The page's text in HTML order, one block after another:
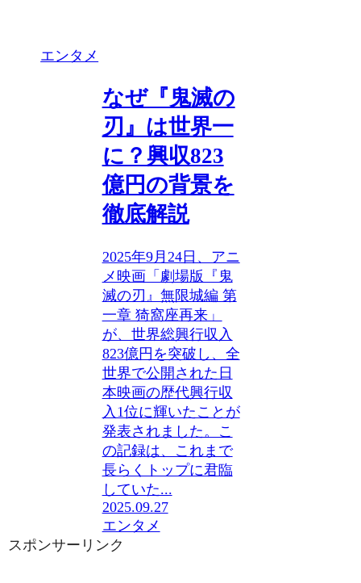
エンタメ
なぜ『鬼滅の
刃』は世界一
に？興収823
億円の背景を
徹底解説
2025年9月24日、アニ
メ映画「劇場版『鬼
滅の刃』無限城編 第
一章 猗窩座再来」
が、世界総興行収入
823億円を突破し、全
世界で公開された日
本映画の歴代興行収
入1位に輝いたことが
発表されました。こ
の記録は、これまで
長らくトップに君臨
していた...
2025.09.27
エンタメ
スポンサーリンク